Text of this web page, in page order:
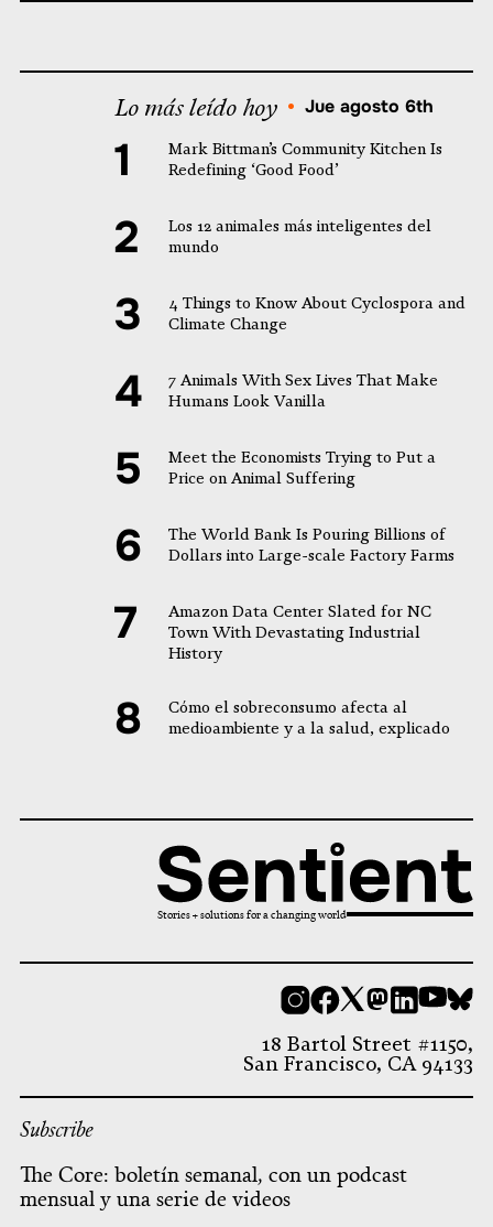
Lo más leído hoy • Jue agosto 6th
Mark Bittman’s Community Kitchen Is
Redefining ‘Good Food’
Los 12 animales más inteligentes del
mundo
4 Things to Know About Cyclospora and
Climate Change
7 Animals With Sex Lives That Make
Humans Look Vanilla
Meet the Economists Trying to Put a
Price on Animal Suffering
The World Bank Is Pouring Billions of
Dollars into Large-scale Factory Farms
Amazon Data Center Slated for NC
Town With Devastating Industrial
History
Cómo el sobreconsumo afecta al
medioambiente y a la salud, explicado
Stories + solutions for a changing world
18 Bartol Street #1150,
San Francisco, CA 94133
Subscribe
The Core: boletín semanal, con un podcast
mensual y una serie de videos